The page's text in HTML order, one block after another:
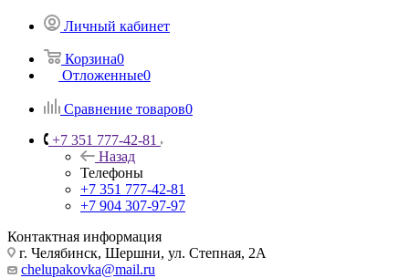
Личный кабинет
Корзина0
Отложенные0
Сравнение товаров0
+7 351 777-42-81
Назад
Телефоны
+7 351 777-42-81
+7 904 307-97-97
Контактная информация
г. Челябинск, Шершни, ул. Степная, 2А
chelupakovka@mail.ru